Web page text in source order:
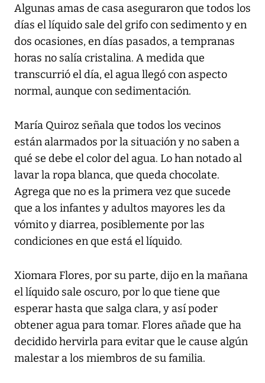
Algunas amas de casa aseguraron que todos los
días el líquido sale del grifo con sedimento y en
dos ocasiones, en días pasados, a tempranas
horas no salía cristalina. A medida que
transcurrió el día, el agua llegó con aspecto
normal, aunque con sedimentación.
María Quiroz señala que todos los vecinos
están alarmados por la situación y no saben a
qué se debe el color del agua. Lo han notado al
lavar la ropa blanca, que queda chocolate.
Agrega que no es la primera vez que sucede
que a los infantes y adultos mayores les da
vómito y diarrea, posiblemente por las
condiciones en que está el líquido.
Xiomara Flores, por su parte, dijo en la mañana
el líquido sale oscuro, por lo que tiene que
esperar hasta que salga clara, y así poder
obtener agua para tomar. Flores añade que ha
decidido hervirla para evitar que le cause algún
malestar a los miembros de su familia.